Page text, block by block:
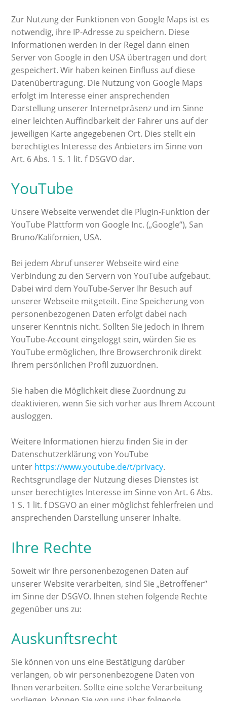
Zur Nutzung der Funktionen von Google Maps ist es
notwendig, ihre IP-Adresse zu speichern. Diese
Informationen werden in der Regel dann einen
Server von Google in den USA übertragen und dort
gespeichert. Wir haben keinen Einfluss auf diese
Datenübertragung. Die Nutzung von Google Maps
erfolgt im Interesse einer ansprechenden
Darstellung unserer Internetpräsenz und im Sinne
einer leichten Auffindbarkeit der Fahrer uns auf der
jeweiligen Karte angegebenen Ort. Dies stellt ein
berechtigtes Interesse des Anbieters im Sinne von
Art. 6 Abs. 1 S. 1 lit. f DSGVO dar.
YouTube
Unsere Webseite verwendet die Plugin-Funktion der
YouTube Plattform von Google Inc. („Google“), San
Bruno/Kalifornien, USA.
Bei jedem Abruf unserer Webseite wird eine
Verbindung zu den Servern von YouTube aufgebaut.
Dabei wird dem YouTube-Server Ihr Besuch auf
unserer Webseite mitgeteilt. Eine Speicherung von
personenbezogenen Daten erfolgt dabei nach
unserer Kenntnis nicht. Sollten Sie jedoch in Ihrem
YouTube-Account eingeloggt sein, würden Sie es
YouTube ermöglichen, Ihre Browserchronik direkt
Ihrem persönlichen Profil zuzuordnen.
Sie haben die Möglichkeit diese Zuordnung zu
deaktivieren, wenn Sie sich vorher aus Ihrem Account
ausloggen.
Weitere Informationen hierzu finden Sie in der
Datenschutzerklärung von YouTube
unter https://www.youtube.de/t/privacy.
Rechtsgrundlage der Nutzung dieses Dienstes ist
unser berechtigtes Interesse im Sinne von Art. 6 Abs.
1 S. 1 lit. f DSGVO an einer möglichst fehlerfreien und
ansprechenden Darstellung unserer Inhalte.
Ihre Rechte
Soweit wir Ihre personenbezogenen Daten auf
unserer Website verarbeiten, sind Sie „Betroffener“
im Sinne der DSGVO. Ihnen stehen folgende Rechte
gegenüber uns zu:
Auskunftsrecht
Sie können von uns eine Bestätigung darüber
verlangen, ob wir personenbezogene Daten von
Ihnen verarbeiten. Sollte eine solche Verarbeitung